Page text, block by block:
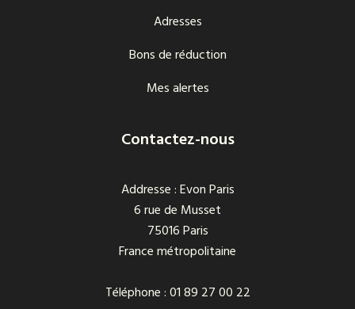
Adresses
Bons de réduction
Mes alertes
Contactez-nous
Addresse : Evon Paris
6 rue de Musset
75016 Paris
France métropolitaine
Téléphone : 01 89 27 00 22